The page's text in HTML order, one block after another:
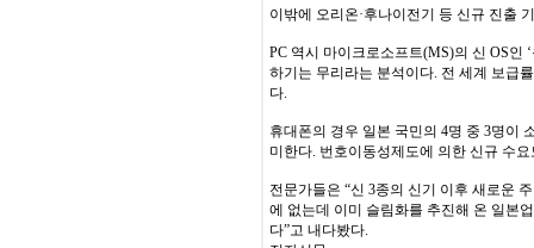
이밖에 오리온·후나이전기 등 신규 진출
PC 역시 마이크로소프트(MS)의 신 OS인
하기는 무리라는 분석이다. 전 세계 보급
다.
휴대폰의 경우 일본 국민의 4명 중 3명이
미한다. 번호이동성제도에 의한 신규 수
전문가들은 “신 3종의 신기 이후 새로운
에 없는데 이미 슬림화를 추진해 온 일본
다”고 내다봤다.